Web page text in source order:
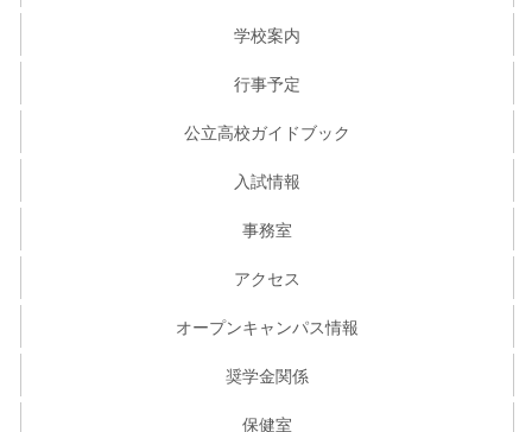
学校案内
行事予定
公立高校ガイドブック
入試情報
事務室
アクセス
オープンキャンパス情報
奨学金関係
保健室